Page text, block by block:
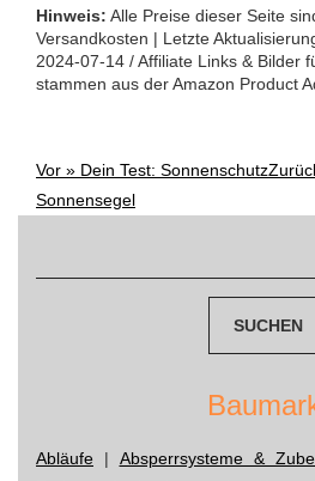
Hinweis: Alle Preise dieser Seite
Versandkosten | Letzte
2024-07-14 / Affiliate Links & Bilder
stammen aus der Amazon Product
Post
Vor » Dein Test: Sonnenschutz
Sonnensegel
Abläufe | Absperrsysteme &